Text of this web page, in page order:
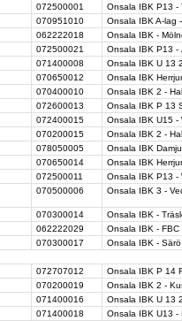
072500001
Onsala IBK P13 -
070951010
Onsala IBK A-lag
062222018
Onsala IBK -
072500021
Onsala IBK P13 -
071400008
Onsala IBK U 13
070650012
Onsala IBK
070400010
Onsala IBK 2 -
072600013
Onsala IBK P 13
072400015
Onsala IBK U15 -
070200015
Onsala IBK 2 -
078050005
Onsala IBK
070650014
Onsala IBK
072500011
Onsala IBK P13 -
070500006 Onsala IBK 3 -
070300014
Onsala IBK -
062222029
Onsala IBK - FBC
070300017
Onsala IBK -
072707012
Onsala IBK P 14
070200019
Onsala IBK 2 -
071400016
Onsala IBK U 13
071400018
Onsala IBK U13 -